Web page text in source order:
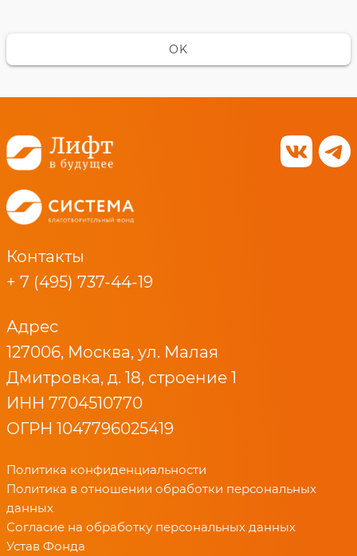
OK
Контакты
+ 7 (495) 737-44-19
Адрес
127006, Москва, ул. Малая
Дмитровка, д. 18, строение 1
ИНН 7704510770
ОГРН 1047796025419
Политика конфиденциальности
Политика в отношении обработки персональных
данных
Согласие на обработку персональных данных
Устав Фонда